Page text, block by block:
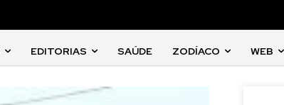
EDITORIAS SAÚDE ZODÍACO WEB